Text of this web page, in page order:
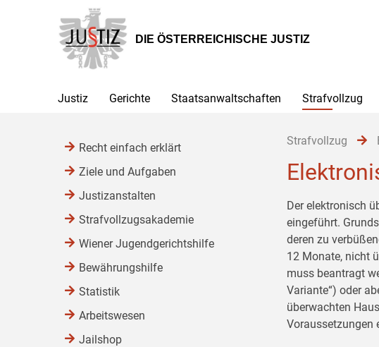
Hauptnavigation
[1]
Inhalt
[2]
Untermenü
[3]
DIE ÖSTERREICHISCHE JUSTIZ
Justiz Gerichte Staatsanwaltschaften Strafvollzug
Strafvollzug
Der elektronisch
eingeführt.
deren zu
12 Monate, nicht
muss beantragt
Variante“) oder
überwachten
Voraussetzungen
Recht einfach erklärt
Ziele und Aufgaben
Justizanstalten
Strafvollzugsakademie
Wiener Jugendgerichtshilfe
Bewährungshilfe
Statistik
Arbeitswesen
Jailshop